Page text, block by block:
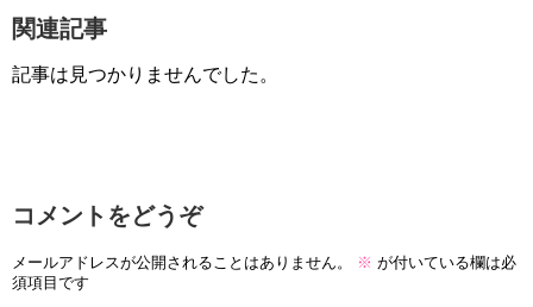
関連記事
記事は見つかりませんでした。
コメントをどうぞ
メールアドレスが公開されることはありません。 ※ が付いている欄は必
須項目です